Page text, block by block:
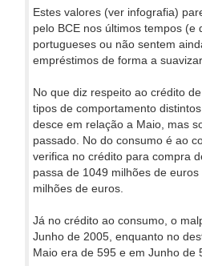
Estes valores (ver infografia)
pelo BCE nos últimos tempos
portugueses ou não sentem
empréstimos de forma a
No que diz respeito ao crédito
tipos de comportamento
desce em relação a Maio, mas
passado. No do consumo é ao
verifica no crédito para compra
passa de 1049 milhões de
milhões de euros.
Já no crédito ao consumo, o
Junho de 2005, enquanto no
Maio era de 595 e em Junho de